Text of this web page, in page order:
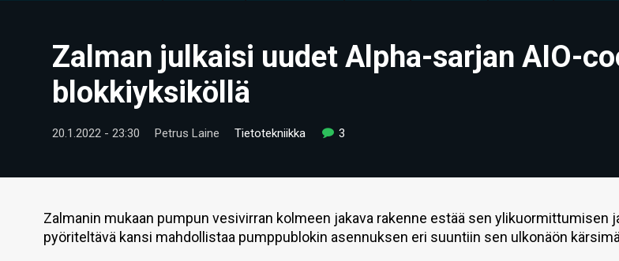
Zalman julkaisi uudet Alpha-sarjan AIO-
blokkiyksiköllä
20.1.2022 - 23:30 Petrus Laine Tietotekniikka 3
Zalmanin mukaan pumpun vesivirran kolmeen jakava rakenne estää sen ylikuormittumisen
pyöriteltävä kansi mahdollistaa pumppublokin asennuksen eri suuntiin sen ulkonäön